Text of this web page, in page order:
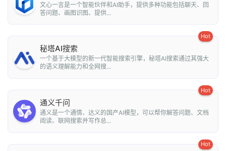
文心一言是一个智能伙伴和AI助手，提供多种功能包括聊天、回
答问题、画图识图、提供...
Hot
秘塔AI搜索
一个基于大模型的新一代智能搜索引擎，秘塔AI搜索通过其强大
的语义理解能力和全网搜...
Hot
通义千问
通义是一个通情、达义的国产AI模型，可以帮你解答问题、文档
阅读、联网搜索并写作总...
Hot